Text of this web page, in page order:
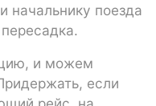
начальнику поезда
и можем
если